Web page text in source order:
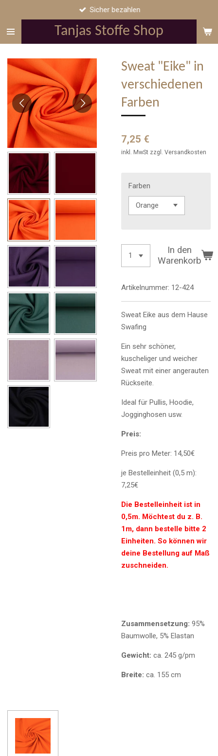
springen
Tanjas Stoffe Shop
Sicher bezahlen
Sweat "Eike" in
verschiedenen
Farben
7,25 €
inkl. MwSt zzgl. Versandkosten
Farben
In den
Warenkorb
Artikelnummer: 12-424
Sweat Eike aus dem Hause
Swafing
Ein sehr schöner,
kuscheliger und weicher
Sweat mit einer angerauten
Rückseite.
Ideal für Pullis, Hoodie,
Jogginghosen usw.
Preis:
Preis pro Meter: 14,50€
je Bestelleinheit (0,5 m):
7,25€
Die Bestelleinheit ist in
0,5m. Möchtest du z. B.
1m, dann bestelle bitte 2
Einheiten. So können wir
deine Bestellung auf Maß
zuschneiden.
Zusammensetzung: 95%
Baumwolle, 5% Elastan
Gewicht: ca. 245 g/pm
Breite: ca. 155 cm